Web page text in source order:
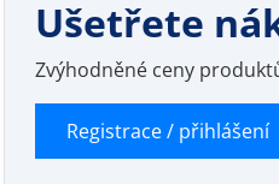
Ušetřete
Zvýhodněné ceny
Registrace / přihlášení